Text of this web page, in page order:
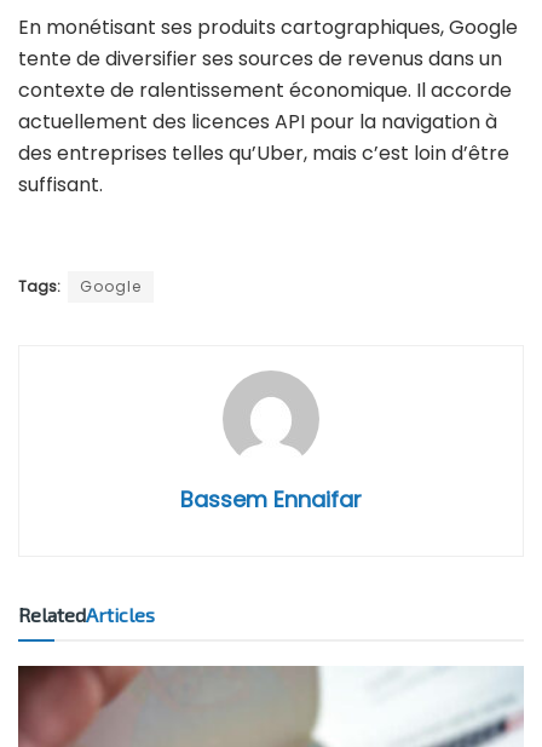
En monétisant ses produits cartographiques, Google
tente de diversifier ses sources de revenus dans un
contexte de ralentissement économique. Il accorde
actuellement des licences API pour la navigation à
des entreprises telles qu’Uber, mais c’est loin d’être
suffisant.
Tags: Google
Bassem Ennaifar
RelatedArticles